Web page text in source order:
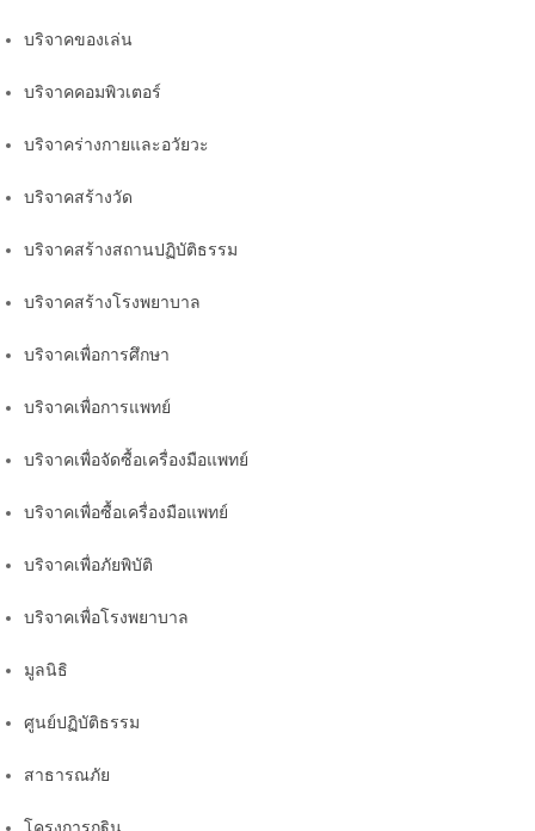
บริจาคของเล่น
บริจาคคอมพิวเตอร์
บริจาคร่างกายและอวัยวะ
บริจาคสร้างวัด
บริจาคสร้างสถานปฏิบัติธรรม
บริจาคสร้างโรงพยาบาล
บริจาคเพื่อการศึกษา
บริจาคเพื่อการแพทย์
บริจาคเพื่อจัดซื้อเครื่องมือแพทย์
บริจาคเพื่อซื้อเครื่องมือแพทย์
บริจาคเพื่อภัยพิบัติ
บริจาคเพื่อโรงพยาบาล
มูลนิธิ
ศูนย์ปฏิบัติธรรม
สาธารณภัย